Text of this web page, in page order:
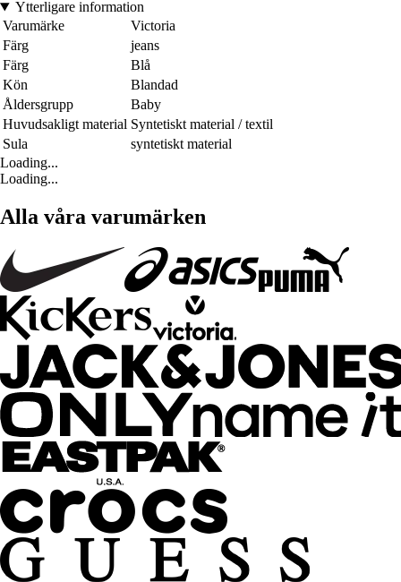
Ytterligare information
Varumärke
Victoria
Färg
jeans
Färg
Blå
Kön
Blandad
Åldersgrupp
Baby
Huvudsakligt material Syntetiskt material / textil
Sula
syntetiskt material
Loading...
Loading...
Alla våra varumärken